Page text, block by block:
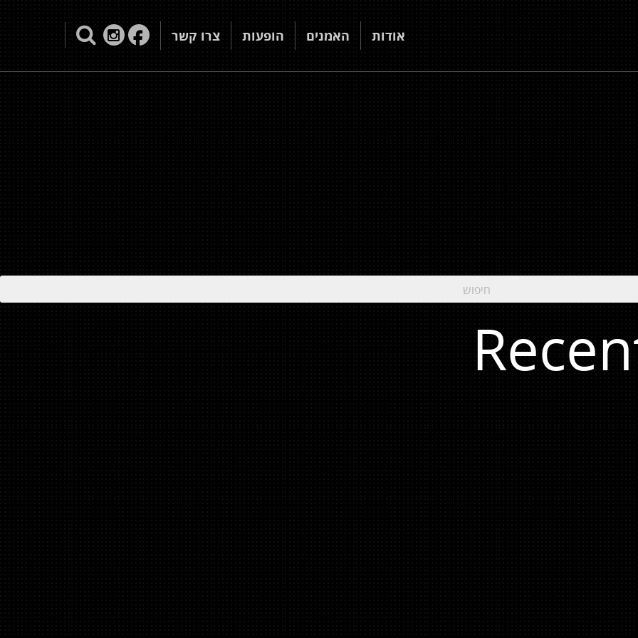
אודות האמנים הופעות צרו קשר